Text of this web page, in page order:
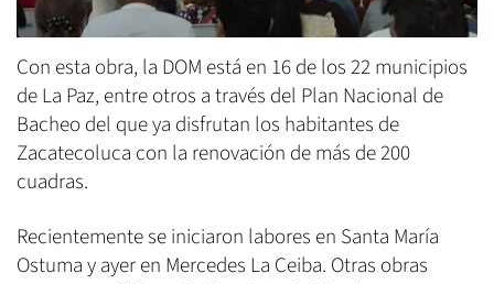
Con esta obra, la DOM está en 16 de los 22 municipios
de La Paz, entre otros a través del Plan Nacional de
Bacheo del que ya disfrutan los habitantes de
Zacatecoluca con la renovación de más de 200
cuadras.
Recientemente se iniciaron labores en Santa María
Ostuma y ayer en Mercedes La Ceiba. Otras obras